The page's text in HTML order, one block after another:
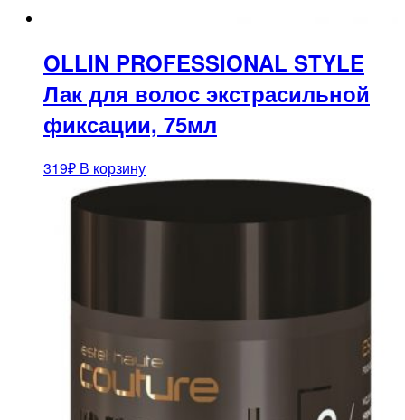
OLLIN PROFESSIONAL STYLE
Лак для волос экстрасильной
фиксации, 75мл
319₽ В корзину